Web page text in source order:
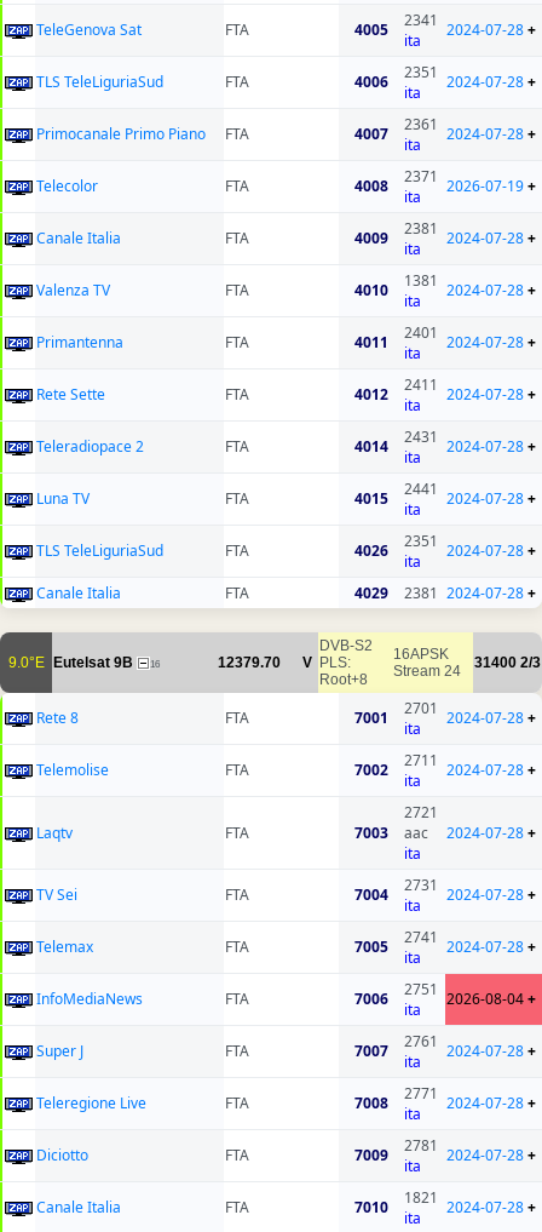
TeleGenova Sat FTA 4005
2341
ita
2024-07-28+
TLS TeleLiguriaSud FTA 4006
2351
ita
2024-07-28+
Primocanale Primo Piano FTA 4007
2361
ita
2024-07-28+
Telecolor FTA 4008
2371
ita
2026-07-19+
Canale Italia FTA 4009
2381
ita
2024-07-28+
Valenza TV FTA 4010
1381
ita
2024-07-28+
Primantenna FTA 4011
2401
ita
2024-07-28+
Rete Sette FTA 4012
2411
ita
2024-07-28+
Teleradiopace 2 FTA 4014
2431
ita
2024-07-28+
Luna TV FTA 4015
2441
ita
2024-07-28+
TLS TeleLiguriaSud FTA 4026
2351
ita
2024-07-28+
Canale Italia FTA 4029 2381 2024-07-28+
9.0°E Eutelsat 9B 16 12379.70 V
DVB-S2
PLS:
Root+8
16APSK
Stream 24
31400 2/3
Rete 8 FTA 7001
2701
ita
2024-07-28+
Telemolise FTA 7002
2711
ita
2024-07-28+
Laqtv FTA 7003
2721
aac
ita
2024-07-28+
TV Sei FTA 7004
2731
ita
2024-07-28+
Telemax FTA 7005
2741
ita
2024-07-28+
InfoMediaNews FTA 7006
2751
ita
2026-08-04+
Super J FTA 7007
2761
ita
2024-07-28+
Teleregione Live FTA 7008
2771
ita
2024-07-28+
Diciotto FTA 7009
2781
ita
2024-07-28+
Canale Italia FTA 7010
1821
ita
2024-07-28+